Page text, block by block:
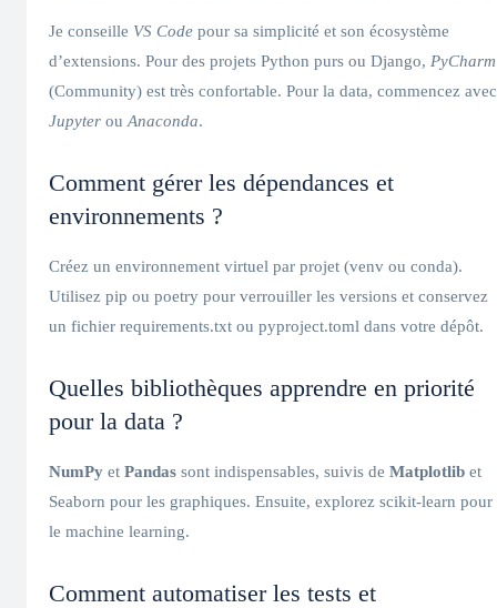
Je conseille VS Code pour sa simplicité et son écosystème
d’extensions. Pour des projets Python purs ou Django, PyCharm
(Community) est très confortable. Pour la data, commencez avec
Jupyter ouAnaconda.
Comment gérer les dépendances et
environnements ?
Créez un environnement virtuel par projet (venv ou conda).
Utilisez pip ou poetry pour verrouiller les versions et conservez
un fichier requirements.txt ou pyproject.toml dans votre dépôt.
Quelles bibliothèques apprendre en priorité
pour la data ?
NumPy et Pandas sont indispensables, suivis de Matplotlib et
Seaborn pour les graphiques. Ensuite, explorez scikit-learn pour
le machine learning.
Comment automatiser les tests et